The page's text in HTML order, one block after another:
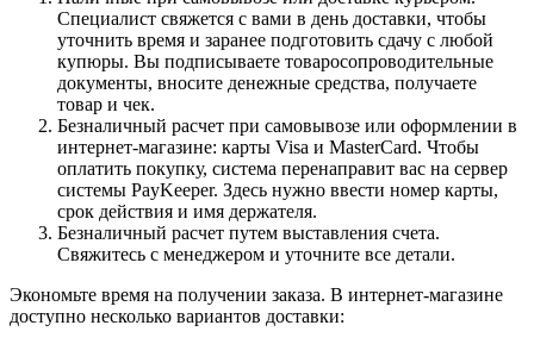
Специалист свяжется с вами в день доставки, чтобы
уточнить время и заранее подготовить сдачу с любой
купюры. Вы подписываете товаросопроводительные
документы, вносите денежные средства, получаете
товар и чек.
Безналичный расчет при самовывозе или оформлении в
интернет-магазине: карты Visa и MasterCard. Чтобы
оплатить покупку, система перенаправит вас на сервер
системы PayKeeper. Здесь нужно ввести номер карты,
срок действия и имя держателя.
Безналичный расчет путем выставления счета.
Свяжитесь с менеджером и уточните все детали.
Экономьте время на получении заказа. В интернет-магазине
доступно несколько вариантов доставки: